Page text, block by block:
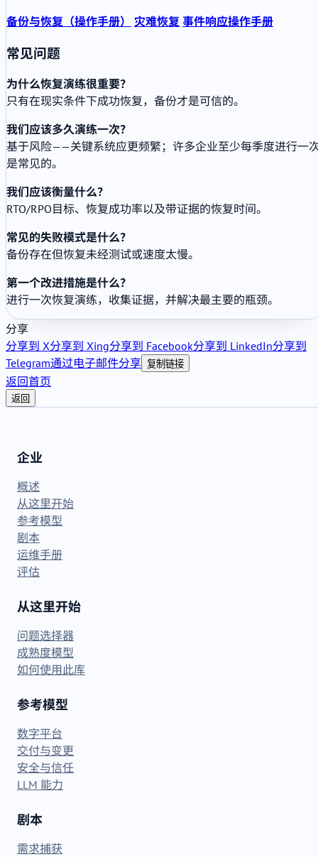
备份与恢复（操作手册） 灾难恢复 事件响应操作手册
常见问题
为什么恢复演练很重要？
只有在现实条件下成功恢复，备份才是可信的。
我们应该多久演练一次？
基于风险——关键系统应更频繁；许多企业至少每季度进行一
是常见的。
我们应该衡量什么？
RTO/RPO目标、恢复成功率以及带证据的恢复时间。
常见的失败模式是什么？
备份存在但恢复未经测试或速度太慢。
第一个改进措施是什么？
进行一次恢复演练，收集证据，并解决最主要的瓶颈。
分享
分享到 X分享到 Xing分享到 Facebook分享到 LinkedIn分享到
Telegram通过电子邮件分享 复制链接
返回首页
返回
企业
概述
从这里开始
参考模型
剧本
运维手册
评估
从这里开始
问题选择器
成熟度模型
如何使用此库
参考模型
数字平台
交付与变更
安全与信任
LLM 能力
剧本
需求捕获